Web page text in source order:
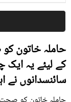
سستا اور
حاملہ خاتون
کے لیئے یہ ایک
سائنسدانوں نے